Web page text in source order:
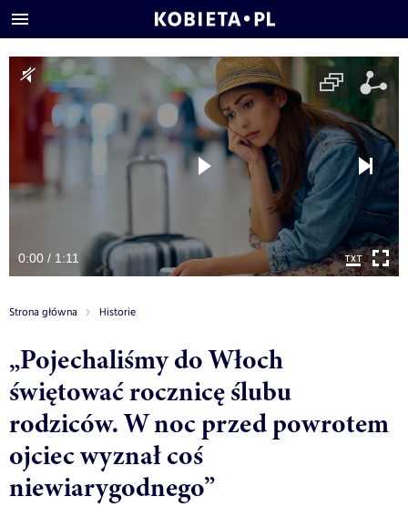
0:00 / 1:11
Strona główna Historie
„Pojechaliśmy do Włoch
świętować rocznicę ślubu
rodziców. W noc przed powrotem
ojciec wyznał coś
niewiarygodnego”